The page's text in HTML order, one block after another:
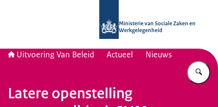
Ministerie van Sociale Zaken en
Werkgelegenheid
Uitvoering Van Beleid Actueel Nieuws
Latere openstelling